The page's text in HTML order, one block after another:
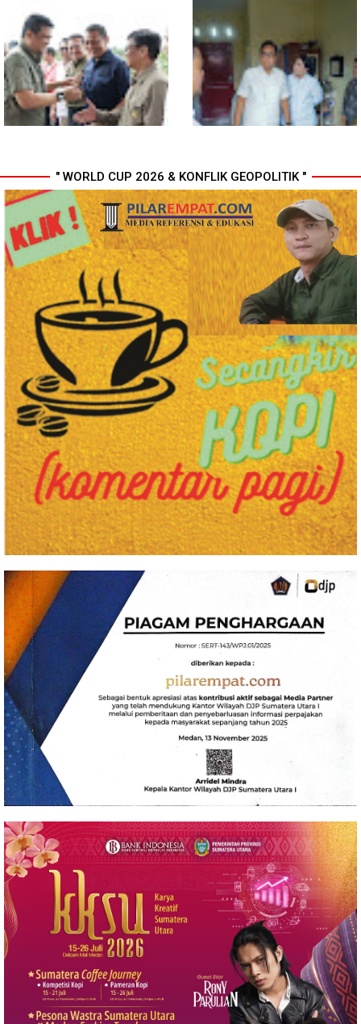
Selama 300 Hari, Polrestabes
Medan Tangkap 1.434
Tersangka Narkoba
MIO Indonesia Sumut Resmi
Daftarkan Organisasi ke
Kesbangpol, Langkah Awal
Perkuat Profesionalisme
Media Online
Komisi D DPRDSU Ikut Gubsu
Bobby Nasution Berkantor di
Nias
Walikota Medan Nonaktifkan
Lurah Aur, Rico Waas : Tak Ada
Toleransi bagi Penyalahgunaan
Wewenang
" WORLD CUP 2026 & KONFLIK GEOPOLITIK "